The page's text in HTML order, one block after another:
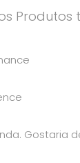
Produtos
Gostaria